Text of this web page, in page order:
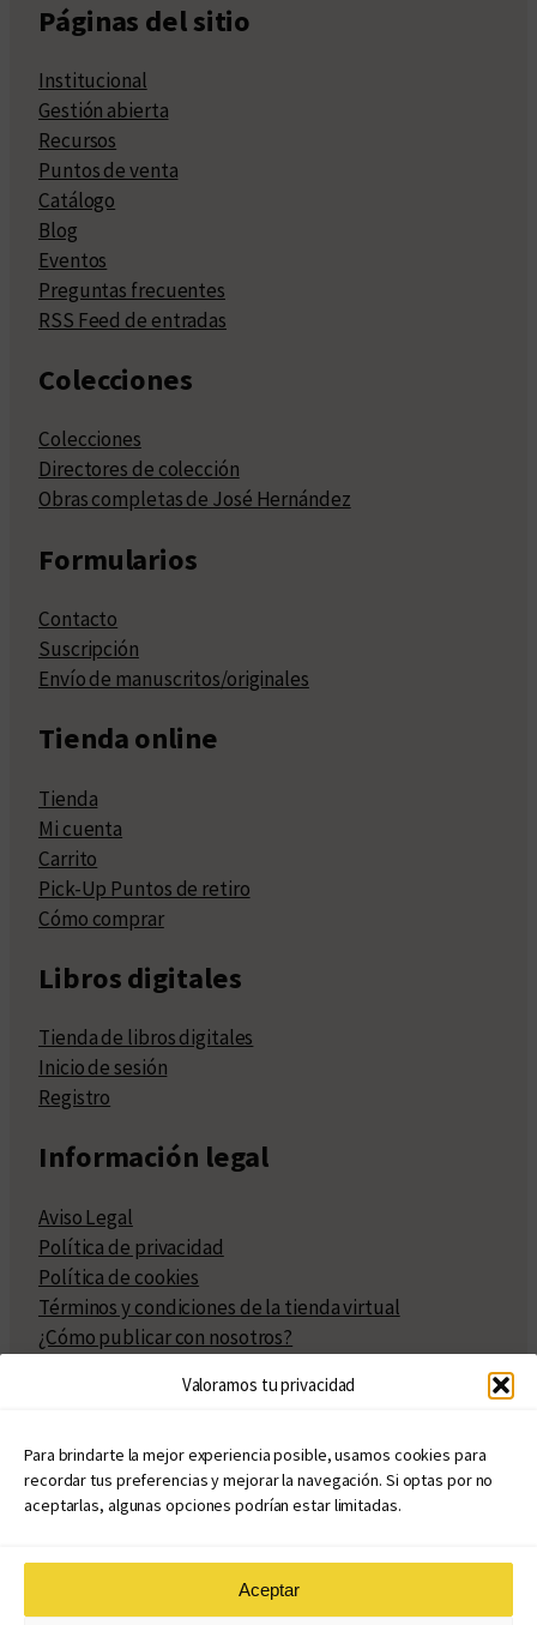
Valoramos tu privacidad
Para brindarte la mejor experiencia posible, usamos cookies para
recordar tus preferencias y mejorar la navegación. Si optas por no
aceptarlas, algunas opciones podrían estar limitadas.
Aceptar
Páginas del sitio
Institucional
Gestión abierta
Recursos
Puntos de venta
Catálogo
Blog
Eventos
Preguntas frecuentes
RSS Feed de entradas
Colecciones
Colecciones
Directores de colección
Obras completas de José Hernández
Formularios
Contacto
Suscripción
Envío de manuscritos/originales
Tienda online
Tienda
Mi cuenta
Carrito
Pick-Up Puntos de retiro
Cómo comprar
Libros digitales
Tienda de libros digitales
Inicio de sesión
Registro
Información legal
Aviso Legal
Política de privacidad
Política de cookies
Términos y condiciones de la tienda virtual
¿Cómo publicar con nosotros?
Políticas de publicación
Políticas de coedición
Atribuciones